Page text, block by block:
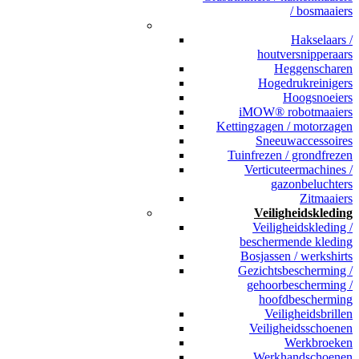
/ bosmaaiers
Hakselaars /
houtversnipperaars
Heggenscharen
Hogedrukreinigers
Hoogsnoeiers
iMOW® robotmaaiers
Kettingzagen / motorzagen
Sneeuwaccessoires
Tuinfrezen / grondfrezen
Verticuteermachines /
gazonbeluchters
Zitmaaiers
Veiligheidskleding
Veiligheidskleding /
beschermende kleding
Bosjassen / werkshirts
Gezichtsbescherming /
gehoorbescherming /
hoofdbescherming
Veiligheidsbrillen
Veiligheidsschoenen
Werkbroeken